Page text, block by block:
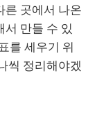
른 곳에서 나온
서 만들 수 있
를 세우기 위
씩 정리해야겠